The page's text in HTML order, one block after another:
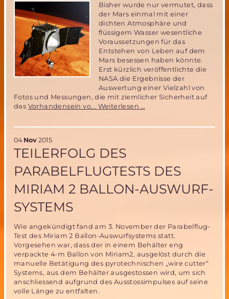
Bisher wurde nur vermutet, dass
der Mars einmal mit einer
dichten Atmosphäre und
flüssigem Wasser wesentliche
Voraussetzungen für das
Entstehen von Leben auf dem
Mars besessen haben könnte.
Erst kürzlich veröffentlichte die
NASA die Ergebnisse der
Auswertung einer Vielzahl von
Fotos und Messungen, die mit ziemlicher Sicherheit auf
das Vorhandensein vo... Weiterlesen …
Leben
dem
hat
Gemeinsamkeiten
mit
ARCHIMEDES
04 Nov 2015
TEILERFOLG DES
PARABELFLUGTESTS DES
MIRIAM 2 BALLON-AUSWURF-
SYSTEMS
Wie angekündigt fand am 3. November der Parabelflug-
Test des Miriam 2 Ballon-Auswurfsystems statt.
Vorgesehen war, dass der in einem Behälter eng
verpackte 4-m Ballon von Miriam2, ausgelöst durch die
manuelle Betätigung des pyrotechnischen „wire cutter“
Systems, aus dem Behälter ausgestossen wird, um sich
anschliessend aufgrund des Ausstossimpulses auf seine
volle Länge zu entfalten.